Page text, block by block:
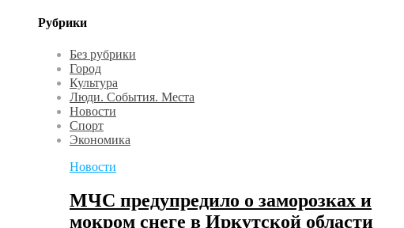
Рубрики
Без рубрики
Город
Культура
Люди. События. Места
Новости
Спорт
Экономика
Новости
МЧС предупредило о заморозках и
мокром снеге в Иркутской области